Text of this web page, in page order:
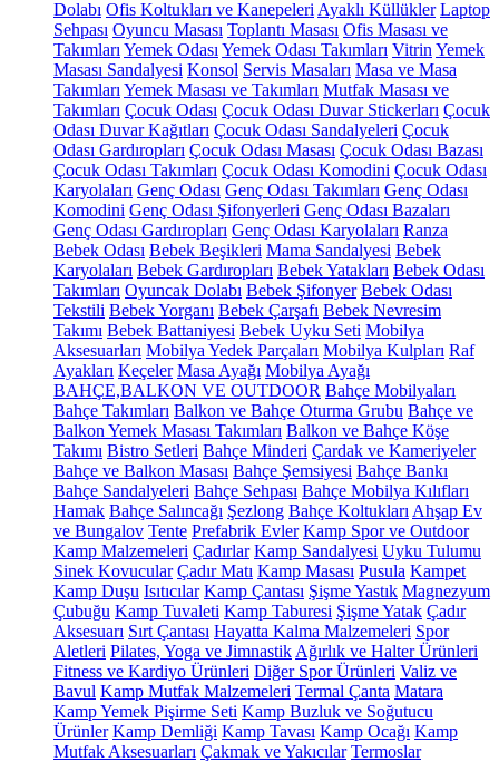
Dolabı Ofis Koltukları ve Kanepeleri Ayaklı Küllükler Laptop
Sehpası Oyuncu Masası Toplantı Masası Ofis Masası ve
Takımları Yemek Odası Yemek Odası Takımları Vitrin Yemek
Masası Sandalyesi Konsol Servis Masaları Masa ve Masa
Takımları Yemek Masası ve Takımları Mutfak Masası ve
Takımları Çocuk Odası Çocuk Odası Duvar Stickerları Çocuk
Odası Duvar Kağıtları Çocuk Odası Sandalyeleri Çocuk
Odası Gardıropları Çocuk Odası Masası Çocuk Odası Bazası
Çocuk Odası Takımları Çocuk Odası Komodini Çocuk Odası
Karyolaları Genç Odası Genç Odası Takımları Genç Odası
Komodini Genç Odası Şifonyerleri Genç Odası Bazaları
Genç Odası Gardıropları Genç Odası Karyolaları Ranza
Bebek Odası Bebek Beşikleri Mama Sandalyesi Bebek
Karyolaları Bebek Gardıropları Bebek Yatakları Bebek Odası
Takımları Oyuncak Dolabı Bebek Şifonyer Bebek Odası
Tekstili Bebek Yorganı Bebek Çarşafı Bebek Nevresim
Takımı Bebek Battaniyesi Bebek Uyku Seti Mobilya
Aksesuarları Mobilya Yedek Parçaları Mobilya Kulpları Raf
Ayakları Keçeler Masa Ayağı Mobilya Ayağı
BAHÇE,BALKON VE OUTDOOR Bahçe Mobilyaları
Bahçe Takımları Balkon ve Bahçe Oturma Grubu Bahçe ve
Balkon Yemek Masası Takımları Balkon ve Bahçe Köşe
Takımı Bistro Setleri Bahçe Minderi Çardak ve Kameriyeler
Bahçe ve Balkon Masası Bahçe Şemsiyesi Bahçe Bankı
Bahçe Sandalyeleri Bahçe Sehpası Bahçe Mobilya Kılıfları
Hamak Bahçe Salıncağı Şezlong Bahçe Koltukları Ahşap Ev
ve Bungalov Tente Prefabrik Evler Kamp Spor ve Outdoor
Kamp Malzemeleri Çadırlar Kamp Sandalyesi Uyku Tulumu
Sinek Kovucular Çadır Matı Kamp Masası Pusula Kampet
Kamp Duşu Isıtıcılar Kamp Çantası Şişme Yastık Magnezyum
Çubuğu Kamp Tuvaleti Kamp Taburesi Şişme Yatak Çadır
Aksesuarı Sırt Çantası Hayatta Kalma Malzemeleri Spor
Aletleri Pilates, Yoga ve Jimnastik Ağırlık ve Halter Ürünleri
Fitness ve Kardiyo Ürünleri Diğer Spor Ürünleri Valiz ve
Bavul Kamp Mutfak Malzemeleri Termal Çanta Matara
Kamp Yemek Pişirme Seti Kamp Buzluk ve Soğutucu
Ürünler Kamp Demliği Kamp Tavası Kamp Ocağı Kamp
Mutfak Aksesuarları Çakmak ve Yakıcılar Termoslar